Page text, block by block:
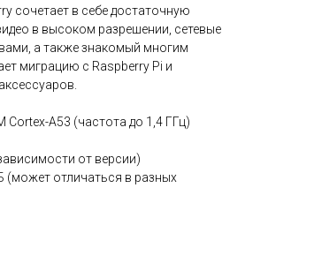
сочетает в себе достаточную
в высоком разрешении, сетевые
а также знакомый многим
миграцию с Raspberry Pi и
Cortex-A53 (частота до 1,4 ГГц)
от версии)
(может отличаться в разных